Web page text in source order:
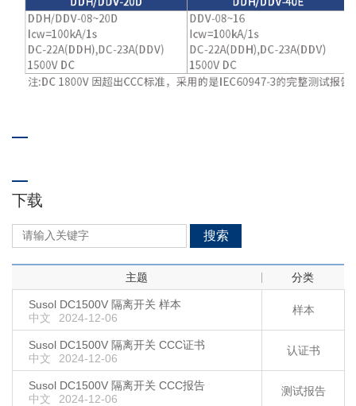
下载
搜索
主题 分类
Susol DC1500V 隔离开关 样本
中文
2024-12-06
样本
Susol DC1500V 隔离开关 CCC证书
中文
2024-12-06
认证书
Susol DC1500V 隔离开关 CCC报告
中文
2024-12-06
测试报告